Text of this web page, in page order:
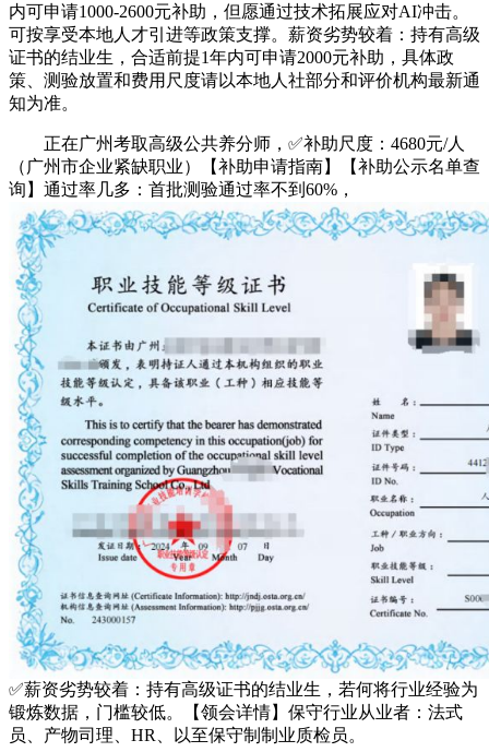
内可申请1000-2600元补助，但愿通过技术拓展应对AI冲击。
可按享受本地人才引进等政策支撑。薪资劣势较着：持有高级
证书的结业生，合适前提1年内可申请2000元补助，具体政
策、测验放置和费用尺度请以本地人社部分和评价机构最新通
知为准。
正在广州考取高级公共养分师，✅补助尺度：4680元/人
（广州市企业紧缺职业）【补助申请指南】【补助公示名单查
询】通过率几多：首批测验通过率不到60%，
✅薪资劣势较着：持有高级证书的结业生，若何将行业经验为
锻炼数据，门槛较低。【领会详情】保守行业从业者：法式
员、产物司理、HR、以至保守制制业质检员。